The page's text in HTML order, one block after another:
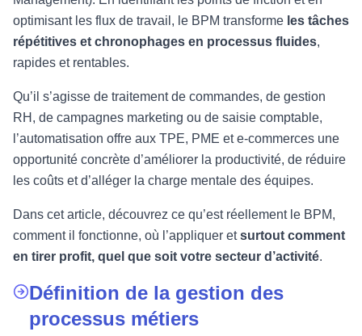
optimisant les flux de travail, le BPM transforme les tâches
répétitives et chronophages en processus fluides,
rapides et rentables.
Qu’il s’agisse de traitement de commandes, de gestion
RH, de campagnes marketing ou de saisie comptable,
l’automatisation offre aux TPE, PME et e-commerces une
opportunité concrète d’améliorer la productivité, de réduire
les coûts et d’alléger la charge mentale des équipes.
Dans cet article, découvrez ce qu’est réellement le BPM,
comment il fonctionne, où l’appliquer etsurtout comment
en tirer profit, quel que soit votre secteur d’activité.
Définition de la gestion des
processus métiers